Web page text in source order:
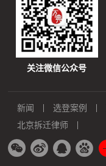
关注微信公众号
新闻 选登案例
北京拆迁律师